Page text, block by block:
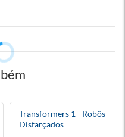
Transformers 1 - Robôs
Disfarçados